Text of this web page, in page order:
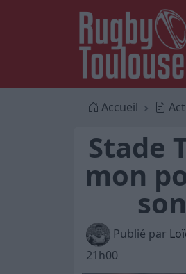
Accueil
Stade
mon
Publié par
21h00